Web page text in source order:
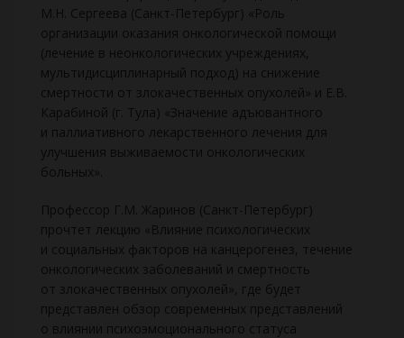
М.Н. Сергеева (Санкт-Петербург) «Роль
организации оказания онкологической помощи
(лечение в неонкологических учреждениях,
мультидисциплинарный подход) на снижение
смертности от злокачественных опухолей» и Е.В.
Карабиной (г. Тула) «Значение адъювантного
и паллиативного лекарственного лечения для
улучшения выживаемости онкологических
больных».
Профессор Г.М. Жаринов (Санкт-Петербург)
прочтет лекцию «Влияние психологических
и социальных факторов на канцерогенез, течение
онкологических заболеваний и смертность
от злокачественных опухолей», где будет
представлен обзор современных представлений
о влиянии психоэмоционального статуса